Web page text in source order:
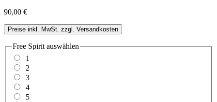
90,00 €
Preise inkl. MwSt. zzgl. Versandkosten
Free Spirit auswählen
1
2
3
4
5